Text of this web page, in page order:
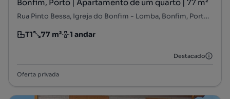
Bonfim, Porto | Apartamento de um quarto | 77 m²
Rua Pinto Bessa, Igreja do Bonfim - Lomba, Bonfim, Porto, Porto
Tipologia
T1
Preço por metro quadrado
77 m²
Andar 1 andar
Destacado
Oferta privada